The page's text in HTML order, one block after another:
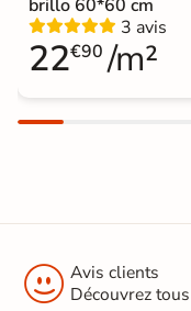
brillo 60*60 cm
3 avis
22€90 /m²
 Avis clients
Découvrez